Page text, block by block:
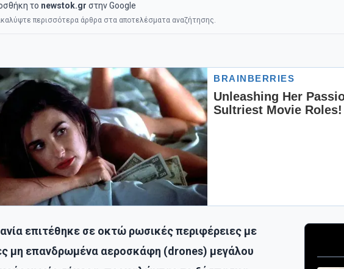
το newstok.gr στην Google
περισσότερα άρθρα στα αποτελέσματα αναζήτησης.
επιτέθηκε σε οκτώ ρωσικές περιφέρειες με
μη επανδρωμένα αεροσκάφη (drones) μεγάλου